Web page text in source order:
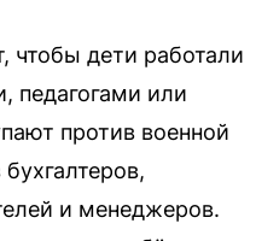
чтобы дети работали
педагогами или
против военной
и менеджеров.